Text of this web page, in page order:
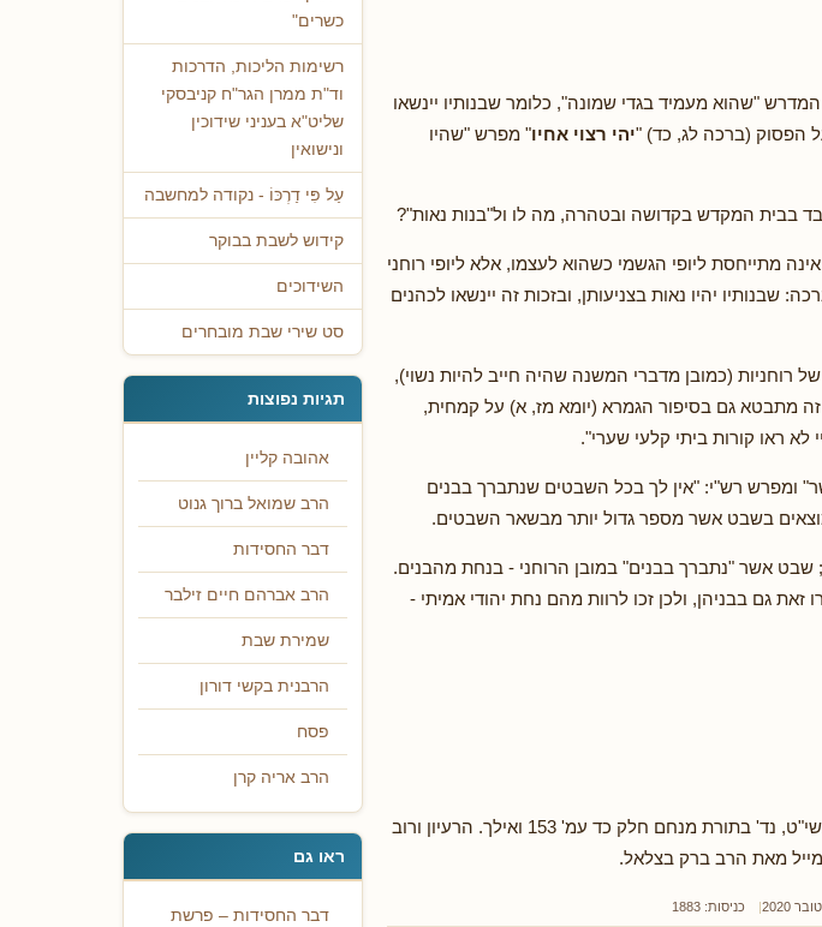
"שהוא מעמיד בגדי שמונה", כלומר שבנותיו יינשאו
הפסוק (ברכה לג, כד) "יהי רצוי אחיו" מפרש "שהיו
בבית המקדש בקדושה ובטהרה, מה לו ול"בנות נאות"?
מתייחסת ליופי הגשמי כשהוא לעצמו, אלא ליופי רוחני
שבנותיו יהיו נאות בצניעותן, ובזכות זה יינשאו לכהנים
רוחניות (כמובן מדברי המשנה שהיה חייב להיות נשוי),
מתבטא גם בסיפור הגמרא (יומא מז, א) על קמחית,
ראו קורות ביתי קלעי שערי".
ומפרש רש"י: "אין לך בכל השבטים שנתברך בבנים
מוצאים בשבט אשר מספר גדול יותר מבשאר השבטים.
; שבט אשר "נתברך בבנים" במובן הרוחני - בנחת מהבנים.
זאת גם בבניהן, ולכן זכו לרוות מהם נחת יהודי אמיתי -
קטע מהתוועדות יום שמחת תורה ה'תשי"ט, נד' בתורת מנחם חלק כד עמ' 153 ואילך. הרעיון ורוב
מאת הרב ברק בצלאל.
כניסות: 1883
כשרים"
רשימות הליכות, הדרכות
וד"ת ממרן הגר"ח קניבסקי
שליט"א בעניני שידוכין
ונישואין
עַל פִּי דַרְכּוֹ - נקודה למחשבה
קידוש לשבת בבוקר
השידוכים
סט שירי שבת מובחרים
תגיות נפוצות
אהובה קליין
הרב שמואל ברוך גנוט
דבר החסידות
הרב אברהם חיים זילבר
שמירת שבת
הרבנית בקשי דורון
פסח
הרב אריה קרן
ראו גם
דבר החסידות – פרשת